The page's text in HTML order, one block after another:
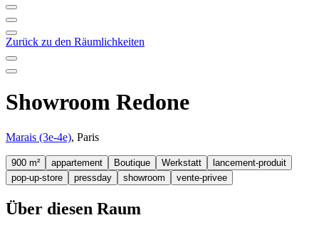
Zurück zu den Räumlichkeiten
Showroom Redone
Marais (3e-4e), Paris
900 m² appartement Boutique Werkstatt
lancement-produit
pop-up-store
pressday showroom vente-privee
Über diesen Raum